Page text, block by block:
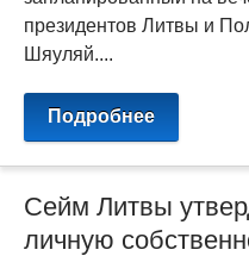
президентов Литвы и
Шяуляй....
Подробнее
Сейм Литвы
личную